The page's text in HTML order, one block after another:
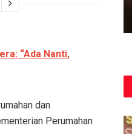
“Ada Nanti,
dan
Perumahan